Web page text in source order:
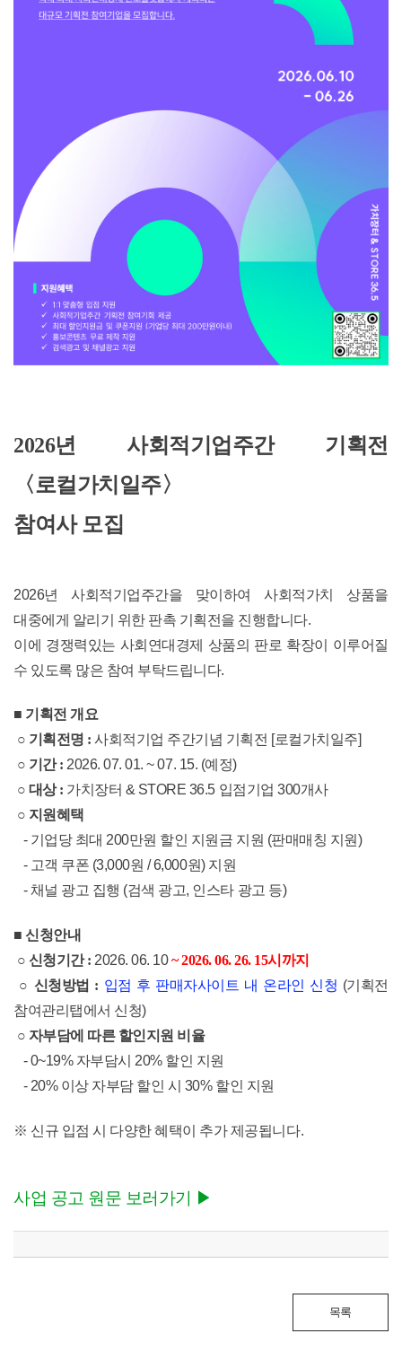
2026년 사회적기업주간 기획전
〈로컬가치일주〉
참여사 모집
2026년 사회적기업주간을 맞이하여 사회적가치 상품을
대중에게 알리기 위한 판촉 기획전을 진행합니다.
이에 경쟁력있는 사회연대경제 상품의 판로 확장이 이루어질
수 있도록 많은 참여 부탁드립니다.
■ 기획전 개요
○ 기획전명 :사회적기업 주간기념 기획전 [로컬가치일주]
○ 기간 : 2026. 07. 01. ~ 07. 15. (예정)
○ 대상 : 가치장터 & STORE 36.5 입점기업 300개사
○ 지원혜택
- 기업당 최대 200만원 할인 지원금 지원 (판매매칭 지원)
- 고객 쿠폰 (3,000원 / 6,000원) 지원
- 채널 광고 집행 (검색 광고, 인스타 광고 등)
■ 신청안내
○ 신청기간 : ​2026. 06. 10~ 2026. 06. 26. 15시까지
○ 신청방법 : 입점 후 판매자사이트 내 온라인 신청 (기획전
참여관리탭에서 신청)
○ 자부담에 따른 할인지원 비율
- 0~19% 자부담시 20% 할인 지원
- 20% 이상 자부담 할인 시 30% 할인 지원
※ 신규 입점 시 다양한 혜택이 추가 제공됩니다.
사업 공고 원문 보러가기 ▶
목록